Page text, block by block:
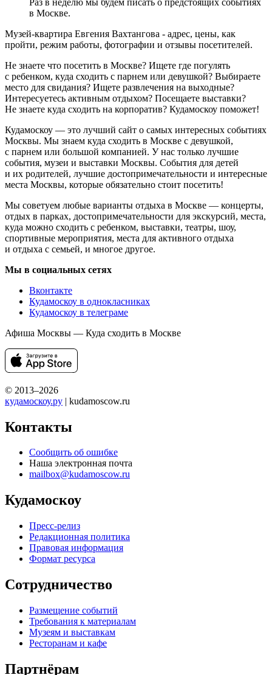
в Москве.
Музей-квартира Евгения Вахтангова - адрес, цены, как
пройти, режим работы, фотографии и отзывы посетителей.
Не знаете что посетить в Москве? Ищете где погулять
с ребенком, куда сходить с парнем или девушкой? Выбираете
место для свидания? Ищете развлечения на выходные?
Интересуетесь активным отдыхом? Посещаете выставки?
Не знаете куда сходить на корпоратив? Кудамоскоу поможет!
Кудамоскоу — это лучший сайт о самых интересных событиях
Москвы. Мы знаем куда сходить в Москве с девушкой,
с парнем или большой компанией. У нас только лучшие
события, музеи и выставки Москвы. События для детей
и их родителей, лучшие достопримечательности и интересные
места Москвы, которые обязательно стоит посетить!
Мы советуем любые варианты отдыха в Москве — концерты,
отдых в парках, достопримечательности для экскурсий, места,
куда можно сходить с ребенком, выставки, театры, шоу,
спортивные мероприятия, места для активного отдыха
и отдыха с семьей, и многое другое.
Мы в социальных сетях
Вконтакте
Кудамоскоу в однокласниках
Кудамоскоу в телеграме
Афиша Москвы — Куда сходить в Москве
© 2013–2026
кудамоскоу.ру | kudamoscow.ru
Контакты
Сообщить об ошибке
Наша электронная почта
mailbox@kudamoscow.ru
Кудамоскоу
Пресс-релиз
Редакционная политика
Правовая информация
Формат ресурса
Сотрудничество
Размещение событий
Требования к материалам
Музеям и выставкам
Ресторанам и кафе
Партнёрам